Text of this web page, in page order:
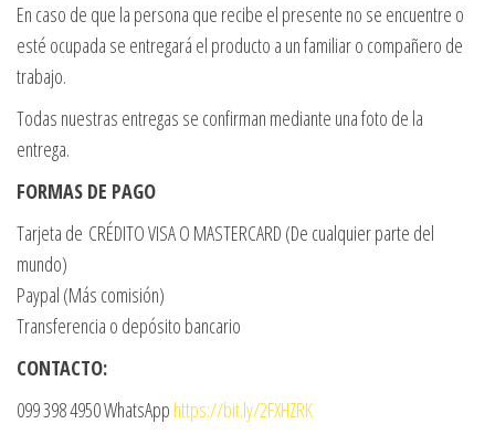
En caso de que la persona que recibe el presente no se encuentre o
esté ocupada se entregará el producto a un familiar o compañero de
trabajo.
Todas nuestras entregas se confirman mediante una foto de la
entrega.
FORMAS DE PAGO
Tarjeta de CRÉDITO VISA O MASTERCARD (De cualquier parte del
mundo)
Paypal (Más comisión)
Transferencia o depósito bancario
CONTACTO:
099 398 4950 WhatsApp https://bit.ly/2FXHZRK